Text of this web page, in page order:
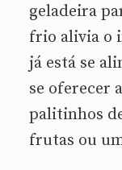
geladeira
frio alivia o
já está se
se oferecer
palitinhos
frutas ou